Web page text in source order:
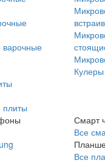
Смарт
Все
Все